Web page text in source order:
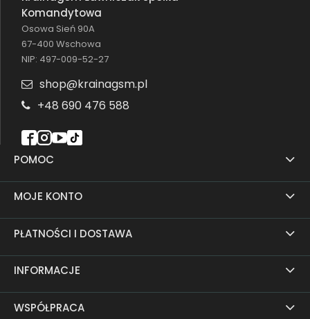
POMOC
MOJE KONTO
PŁATNOŚCI I DOSTAWA
INFORMACJE
WSPÓŁPRACA
Komandytowa
Osowa Sień 90A
67-400 Wschowa
NIP: 497-009-52-27
shop@krainagsm.pl
+48 690 476 588